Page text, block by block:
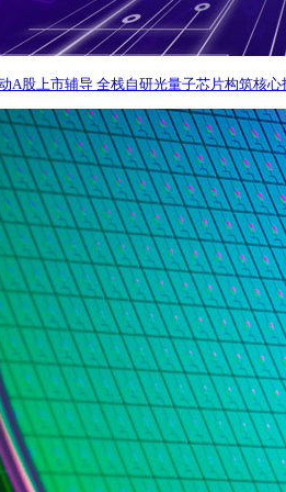
A股上市辅导 全栈自研光量子芯片构筑核心